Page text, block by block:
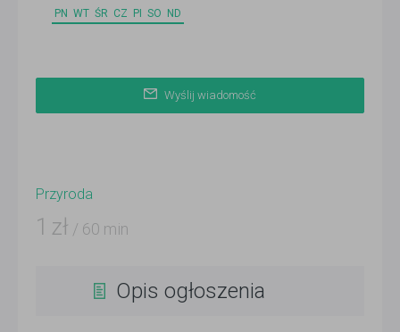
PN WT ŚR CZ PI SO ND
Wyślij wiadomość
Przyroda
1 zł / 60 min
Opis ogłoszenia